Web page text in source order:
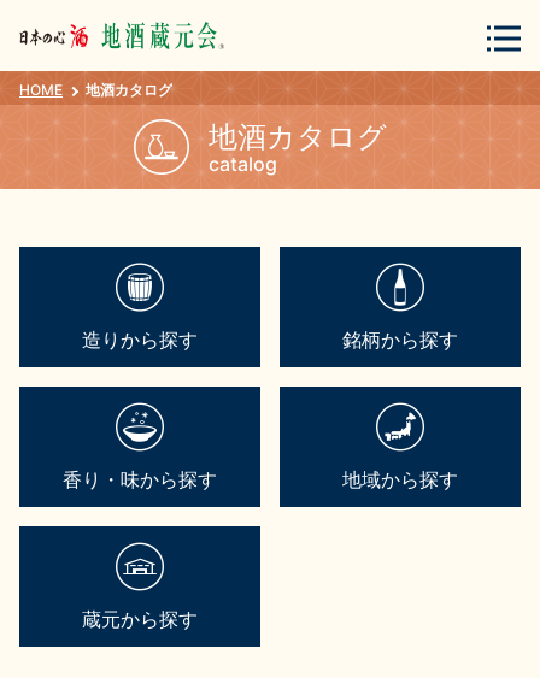
会員登録 ログイン
地酒カタログ
地酒用語集
HOME 地酒カタログ
地酒カタログ
catalog
造りから探す 銘柄から探す
香り・味から探す 地域から探す
蔵元から探す